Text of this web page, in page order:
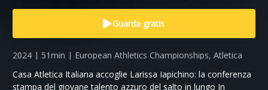
Guarda gratis
2024 | 51min | European Athletics Championships, Atletica
Casa Atletica Italiana accoglie Larissa Iapichino: la conferenza
stampa del giovane talento azzuro del salto in lungo In